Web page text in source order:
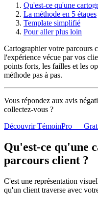
Qu'est-ce qu'une
La méthode en 5 étapes
Template simplifié
Pour aller plus loin
Cartographier votre parcours
l'expérience vécue par vos
points forts, les failles et les
méthode pas à pas.
Vous répondez aux avis
collectez-vous ?
Découvrir TémoinPro —
Qu'est-ce qu'une
parcours client ?
C'est une représentation
qu'un client traverse avec